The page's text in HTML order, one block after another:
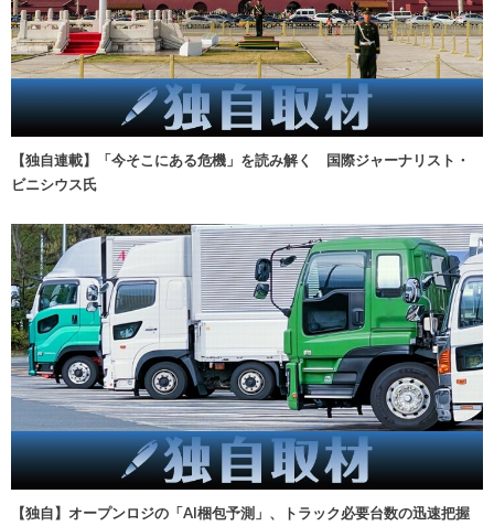
【独自連載】「今そこにある危機」を読み解く 国際ジャーナリスト・
ビニシウス氏
【独自】オープンロジの「AI梱包予測」、トラック必要台数の迅速把握